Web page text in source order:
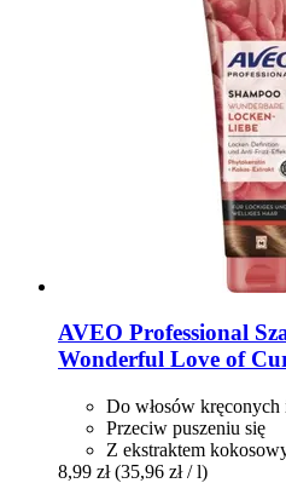
AVEO Professional
Wonderful Love of
Do włosów
Przeciw puszeniu się
Z ekstraktem
8,99 zł (35,96 zł / l)